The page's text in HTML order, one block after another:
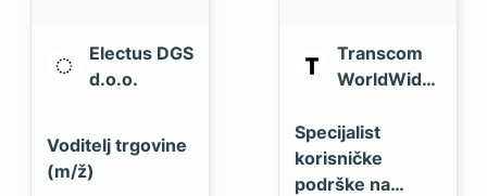
Electus DGS
d.o.o.
Voditelj trgovine
(m/ž)
Transcom
WorldWide
Specijalist
korisničke
podrške na